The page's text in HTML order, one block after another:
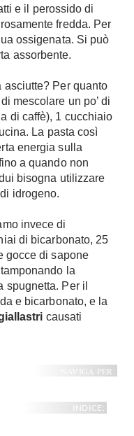
e il perossido di
fredda. Per
ossigenata. Si può
assorbente.
asciutte? Per quanto
mescolare un po’ di
di caffè), 1 cucchiaio
La pasta così
energia sulla
a quando non
bisogna utilizzare
idrogeno.
invece di
di bicarbonato, 25
gocce di sapone
la
spugnetta. Per il
e bicarbonato, e la
causati
NAVIGA PER:
INDICE: